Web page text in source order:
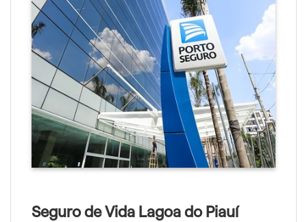
Seguro de Vida Lagoa do Piauí